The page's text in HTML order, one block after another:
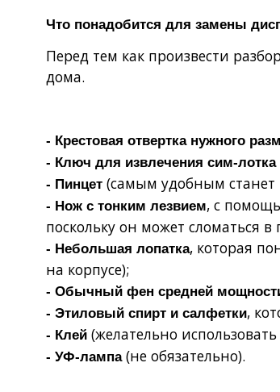
Что понадобится для замены
Перед тем как произвести
дома.
- Крестовая отвертка нужного
- Ключ для извлечения сим-лотка
- Пинцет (самым удобным
- Нож с тонким лезвием, с
поскольку он может сломаться в
- Небольшая лопатка, которая
на корпусе);
- Обычный фен средней
- Этиловый спирт и салфетки,
- Клей (желательно
- УФ-лампа(не обязательно).